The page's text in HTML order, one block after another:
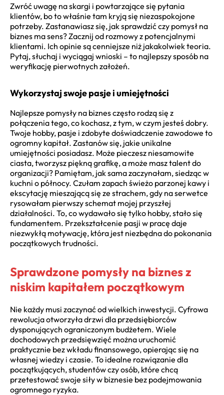
Zwróć uwagę na skargi i powtarzające się pytania
klientów, bo to właśnie tam kryją się niezaspokojone
potrzeby. Zastanawiasz się, jak sprawdzić czy pomysł na
biznes ma sens? Zacznij od rozmowy z potencjalnymi
klientami. Ich opinie są cenniejsze niż jakakolwiek teoria.
Pytaj, słuchaj i wyciągaj wnioski – to najlepszy sposób na
weryfikację pierwotnych założeń.
Wykorzystaj swoje pasje i umiejętności
Najlepsze pomysły na biznes często rodzą się z
połączenia tego, co kochasz, z tym, w czym jesteś dobry.
Twoje hobby, pasje i zdobyte doświadczenie zawodowe to
ogromny kapitał. Zastanów się, jakie unikalne
umiejętności posiadasz. Może pieczesz niesamowite
ciasta, tworzysz piękną grafikę, a może masz talent do
organizacji? Pamiętam, jak sama zaczynałam, siedząc w
kuchni o północy. Czułam zapach świeżo parzonej kawy i
ekscytację mieszającą się ze strachem, gdy na serwetce
rysowałam pierwszy schemat mojej przyszłej
działalności. To, co wydawało się tylko hobby, stało się
fundamentem. Przekształcenie pasji w pracę daje
niezwykłą motywację, która jest niezbędna do pokonania
początkowych trudności.
Sprawdzone pomysły na biznes z
niskim kapitałem początkowym
Nie każdy musi zaczynać od wielkich inwestycji. Cyfrowa
rewolucja otworzyła drzwi dla przedsiębiorców
dysponujących ograniczonym budżetem. Wiele
dochodowych przedsięwzięć można uruchomić
praktycznie bez wkładu finansowego, opierając się na
własnej wiedzy i czasie. To idealne rozwiązanie dla
początkujących, studentów czy osób, które chcą
przetestować swoje siły w biznesie bez podejmowania
ogromnego ryzyka.